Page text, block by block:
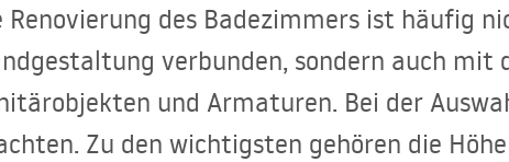
Renovierung des Badezimmers ist häufig
verbunden, sondern auch mit
und Armaturen. Bei der
Zu den wichtigsten gehören die